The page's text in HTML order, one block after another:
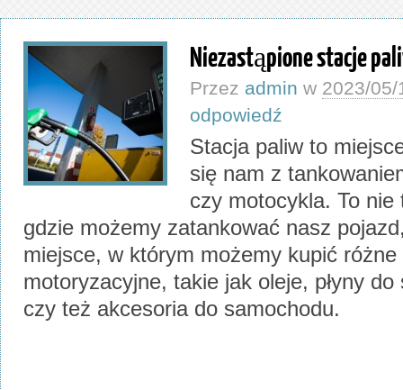
Niezastąpione stacje
Przez admin w 2023/05/
odpowiedź
Stacja paliw to
się nam z
czy motocykla. To nie
gdzie możemy zatankować nasz
miejsce, w którym możemy kupić różne
motoryzacyjne, takie jak oleje, płyny
czy też akcesoria do samochodu.